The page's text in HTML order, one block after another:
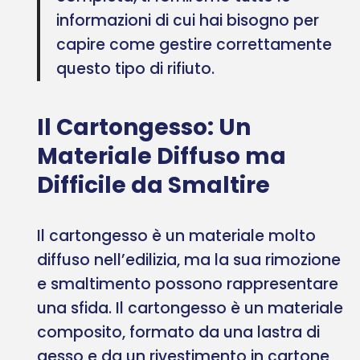
informazioni di cui hai bisogno per
capire come gestire correttamente
questo tipo di rifiuto.
Il Cartongesso: Un
Materiale Diffuso ma
Difficile da Smaltire
Il cartongesso è un materiale molto
diffuso nell’edilizia, ma la sua rimozione
e smaltimento possono rappresentare
una sfida. Il cartongesso è un materiale
composito, formato da una lastra di